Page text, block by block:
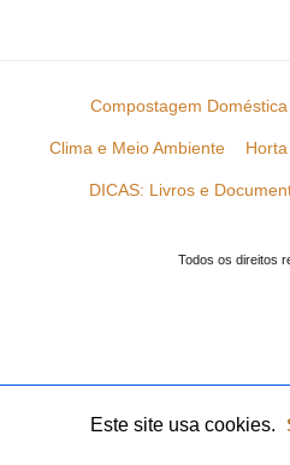
Compostagem Doméstica
Clima e Meio Ambiente
DICAS: Livros e
Todos os direitos
Este site usa cookies.